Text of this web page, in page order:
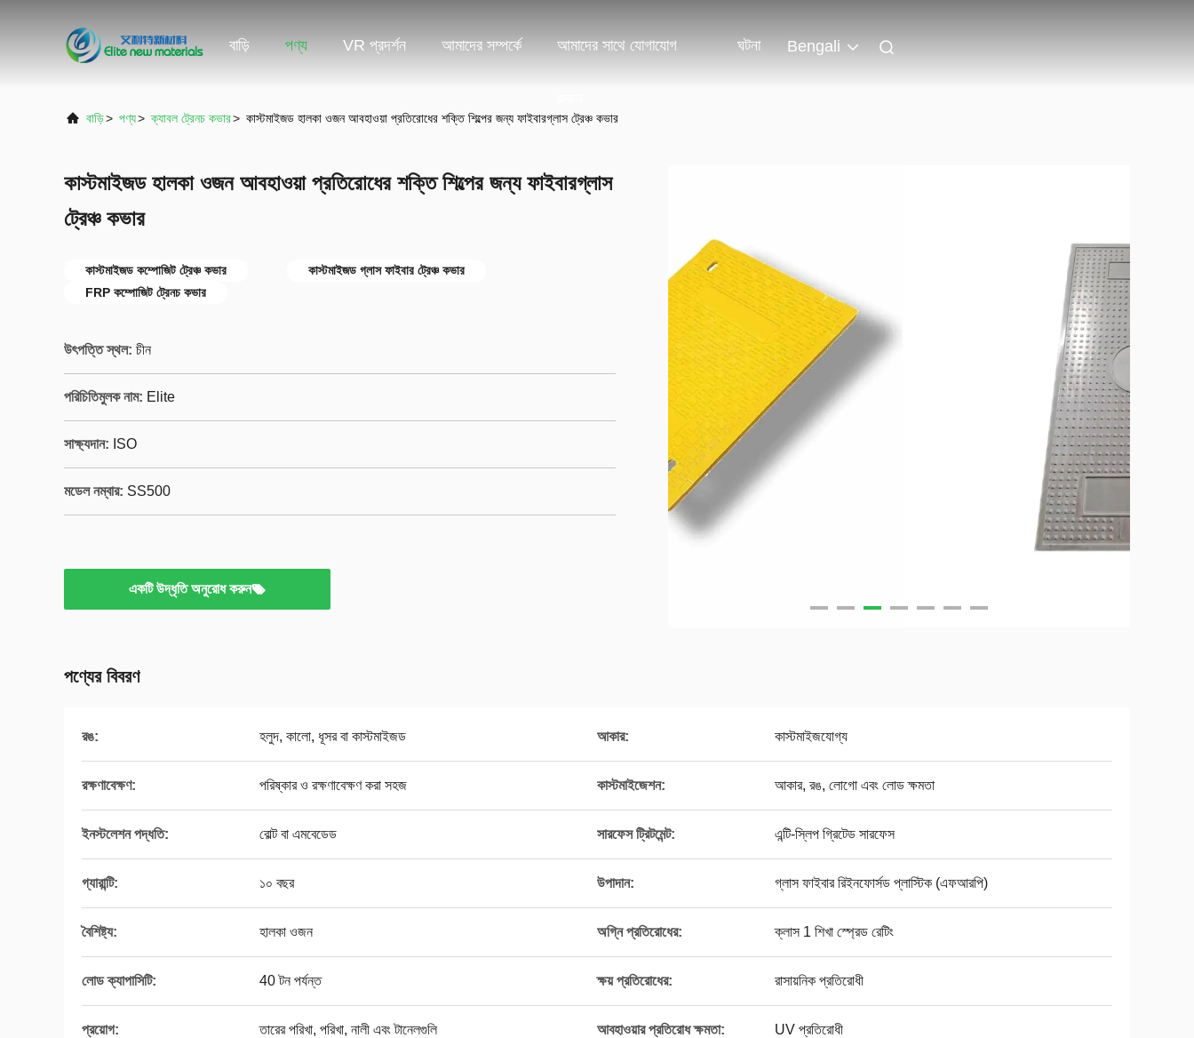
বাড়ি পণ্য VR প্রদর্শন আমাদের সম্পর্কে আমাদের সাথে যোগাযোগ ঘটনা Bengali
বাড়ি> পণ্য> ক্যাবল ট্রেনচ কভার> কাস্টমাইজড হালকা ওজন আবহাওয়া প্রতিরোধের শক্তি শিল্পের জন্য ফাইবারগ্লাস ট্রেঞ্চ কভার
কাস্টমাইজড হালকা ওজন আবহাওয়া প্রতিরোধের শক্তি শিল্পের জন্য ফাইবারগ্লাস
ট্রেঞ্চ কভার
কাস্টমাইজড কম্পোজিট ট্রেঞ্চ কভার
কাস্টমাইজড গ্লাস ফাইবার ট্রেঞ্চ কভার
FRP কম্পোজিট ট্রেনচ কভার
উৎপত্তি স্থল: চীন
পরিচিতিমুলক নাম: Elite
সাক্ষ্যদান: ISO
মডেল নম্বার: SS500
একটি উদ্ধৃতি অনুরোধ করুন
পণ্যের বিবরণ
রঙ: হলুদ, কালো, ধূসর বা কাস্টমাইজড আকার: কাস্টমাইজযোগ্য
রক্ষণাবেক্ষণ: পরিষ্কার ও রক্ষণাবেক্ষণ করা সহজ কাস্টমাইজেশন: আকার, রঙ, লোগো এবং লোড ক্ষমতা
ইনস্টলেশন পদ্ধতি: বোল্ট বা এমবেডেড সারফেস ট্রিটমেন্ট: এন্টি-স্লিপ গ্রিটেড সারফেস
গ্যারান্টি: ১০ বছর উপাদান: গ্লাস ফাইবার রিইনফোর্সড প্লাস্টিক (এফআরপি)
বৈশিষ্ট্য: হালকা ওজন অগ্নি প্রতিরোধের: ক্লাস 1 শিখা স্প্রেড রেটিং
লোড ক্যাপাসিটি: 40 টন পর্যন্ত ক্ষয় প্রতিরোধের: রাসায়নিক প্রতিরোধী
প্রয়োগ: তারের পরিখা, পরিখা, নালী এবং টানেলগুলি আবহাওয়ার প্রতিরোধ ক্ষমতা: UV প্রতিরোধী